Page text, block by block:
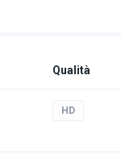
Qualità
HD